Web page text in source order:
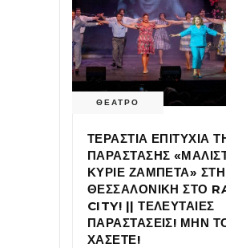
ΘΕΑΤΡΟ
ΤΕΡΑΣΤΙΑ ΕΠΙΤΥΧΙΑ
ΠΑΡΑΣΤΑΣΗΣ
ΚΥΡΙΕ ΖΑΜΠΕΤΑ» ΣΤΗ
ΘΕΣΣΑΛΟΝΙΚΗ ΣΤΟ
CITY! || ΤΕΛΕΥΤΑΙΕΣ
ΠΑΡΑΣΤΑΣΕΙΣ! ΜΗΝ
ΧΑΣΕΤΕ!